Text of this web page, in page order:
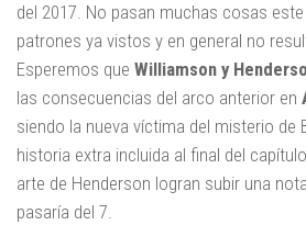
del 2017. No pasan muchas cosas
patrones ya vistos y en general no
Esperemos que Williamson y
las consecuencias del arco anterior en
siendo la nueva víctima del misterio de
historia extra incluida al final del
arte de Henderson logran subir una
pasaría del 7.